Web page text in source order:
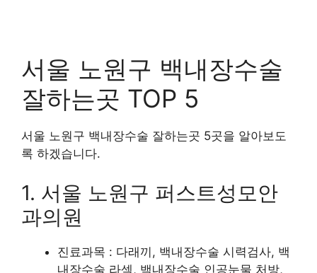
서울 노원구 백내장수술
잘하는곳 TOP 5
서울 노원구 백내장수술 잘하는곳 5곳을 알아보도
록 하겠습니다.
1. 서울 노원구 퍼스트성모안
과의원
진료과목 : 다래끼, 백내장수술 시력검사, 백
내장수술 라섹, 백내장수술 인공눈물 처방,